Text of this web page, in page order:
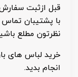
قبل ازثبت
با پشتیبان تماس
نظرتون مطلع
خرید لباس های
انجام بدید.